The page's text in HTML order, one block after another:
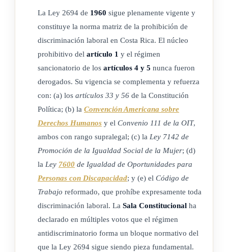
La Ley 2694 de 1960 sigue plenamente vigente y
constituye la norma matriz de la prohibición de
discriminación laboral en Costa Rica. El núcleo
prohibitivo del artículo 1 y el régimen
sancionatorio de los artículos 4 y 5 nunca fueron
derogados. Su vigencia se complementa y refuerza
con: (a) los artículos 33 y 56 de la Constitución
Política; (b) la Convención Americana sobre
Derechos Humanos y el Convenio 111 de la OIT,
ambos con rango supralegal; (c) la Ley 7142 de
Promoción de la Igualdad Social de la Mujer; (d)
la Ley 7600 de Igualdad de Oportunidades para
Personas con Discapacidad; y (e) el Código de
Trabajo reformado, que prohíbe expresamente toda
discriminación laboral. La Sala Constitucional ha
declarado en múltiples votos que el régimen
antidiscriminatorio forma un bloque normativo del
que la Ley 2694 sigue siendo pieza fundamental.